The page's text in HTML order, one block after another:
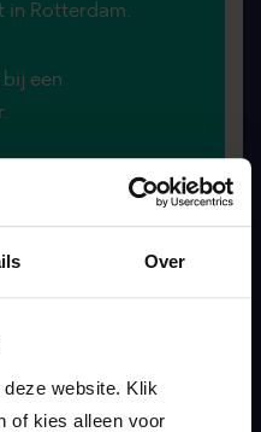
Over
website. Klik
of kies alleen voor
in Rotterdam.
een
Brandmeester.